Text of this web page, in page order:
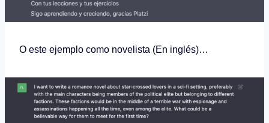
O este ejemplo como novelista (En inglés)…